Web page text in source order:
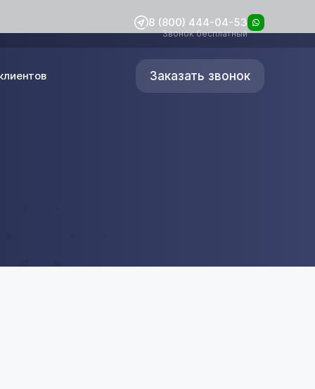
8 (800) 444-04-53
Звонок бесплатный
Заказать звонок